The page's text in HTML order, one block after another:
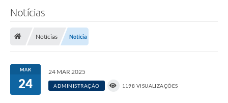
Nossa Cidade
Contato
Notícias
Notícias Notícia
MAR
24
24 MAR 2025
ADMINISTRAÇÃO 1198 VISUALIZAÇÕES